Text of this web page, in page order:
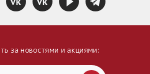
за новостями и акциями: